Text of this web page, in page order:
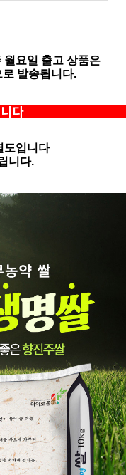
월요일 출고 상품은
발송됩니다.
다
도입니다
니다.